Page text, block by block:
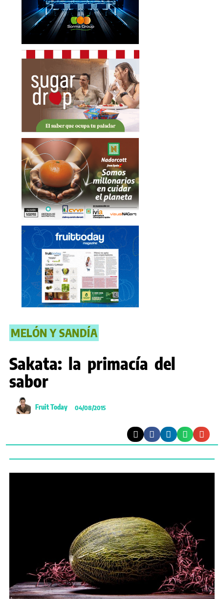
MELÓN Y SANDÍA
Sakata: la primacía del
sabor
Fruit Today 04/08/2015